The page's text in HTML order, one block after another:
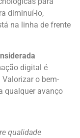
diminuí-lo,
na linha de frente
digital é
o bem-
qualquer avanço
qualidade